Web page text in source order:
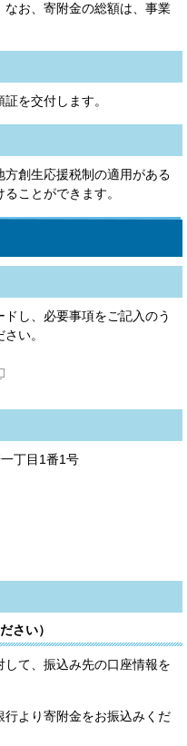
お、寄附金の総額は、事業
を交付します。
創生応援税制の適用がある
ことができます。
し、必要事項をご記入のう
い。
丁目1番1号
さい）
て、振込み先の口座情報を
より寄附金をお振込みくだ